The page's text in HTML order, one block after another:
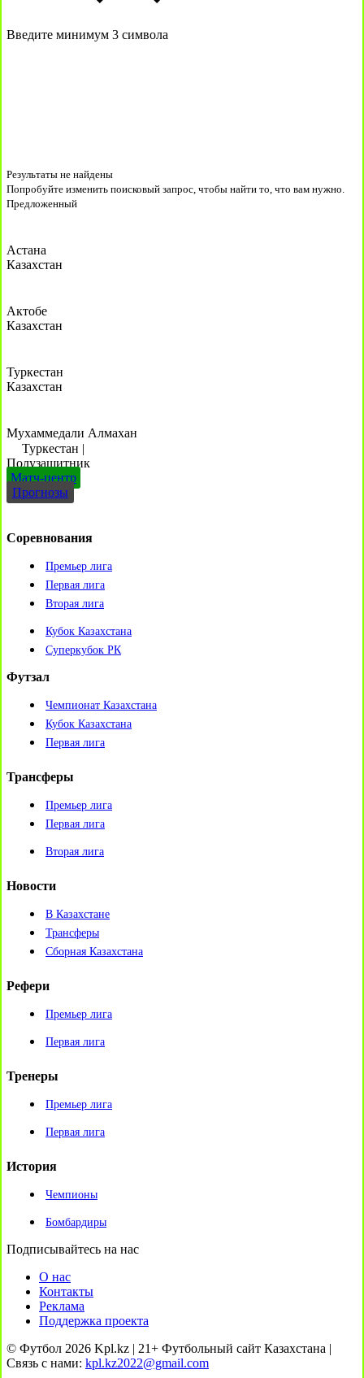
Введите минимум 3 символа
Результаты не найдены
Попробуйте изменить поисковый запрос, чтобы найти то, что вам нужно.
Предложенный
Астана
Казахстан
Актобе
Казахстан
Туркестан
Казахстан
Мухаммедали Алмахан
Туркестан |
Полузащитник
Матч-центр
Прогнозы
Соревнования
Премьер лига
Первая лига
Вторая лига
Кубок Казахстана
Суперкубок РК
Футзал
Чемпионат Казахстана
Кубок Казахстана
Первая лига
Трансферы
Премьер лига
Первая лига
Вторая лига
Новости
В Казахстане
Трансферы
Сборная Казахстана
Рефери
Премьер лига
Первая лига
Тренеры
Премьер лига
Первая лига
История
Чемпионы
Бомбардиры
Подписывайтесь на нас
О нас
Контакты
Реклама
Поддержка проекта
© Футбол 2026 Kpl.kz | 21+ Футбольный сайт Казахстана |
Связь с нами: kpl.kz2022@gmail.com